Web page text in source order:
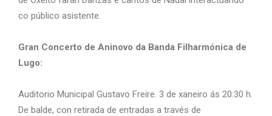
co público asistente.
Gran Concerto de Aninovo da Banda Filharmónica de
Lugo:
Auditorio Municipal Gustavo Freire. 3 de xaneiro ás 20:30 h.
De balde, con retirada de entradas a través de